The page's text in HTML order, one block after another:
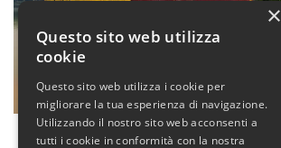
×
Questo sito web utilizza
cookie
Questo sito web utilizza i cookie per
migliorare la tua esperienza di navigazione.
Utilizzando il nostro sito web acconsenti a
tutti i cookie in conformità con la nostra